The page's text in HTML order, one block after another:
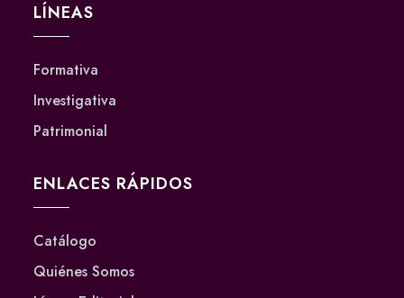
LÍNEAS
Formativa
Investigativa
Patrimonial
ENLACES RÁPIDOS
Catálogo
Quiénes Somos